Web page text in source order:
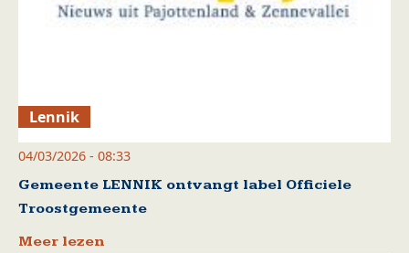
Lennik
04/03/2026 - 08:33
Gemeente LENNIK ontvangt label Officiele
Troostgemeente
Meer lezen